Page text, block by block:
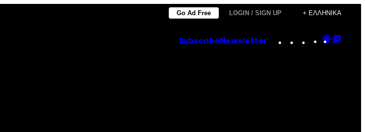
Go Ad Free LOGIN / SIGN UP + ΕΛΛΗΝΙΚΆ
Subscribe Newsletter Instagram
TikTok
YouTube
Google